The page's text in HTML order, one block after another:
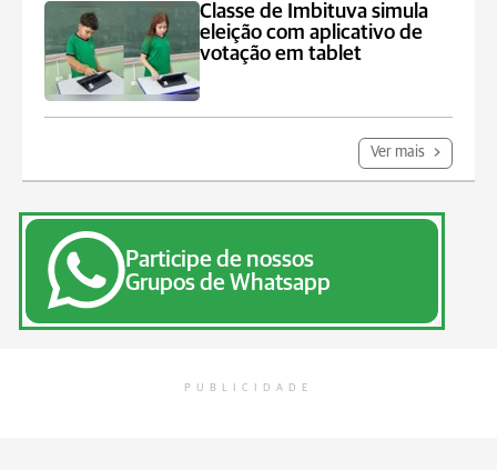
Classe de Imbituva simula
eleição com aplicativo de
votação em tablet
Ver mais
Participe de nossos
Grupos de Whatsapp
PUBLICIDADE